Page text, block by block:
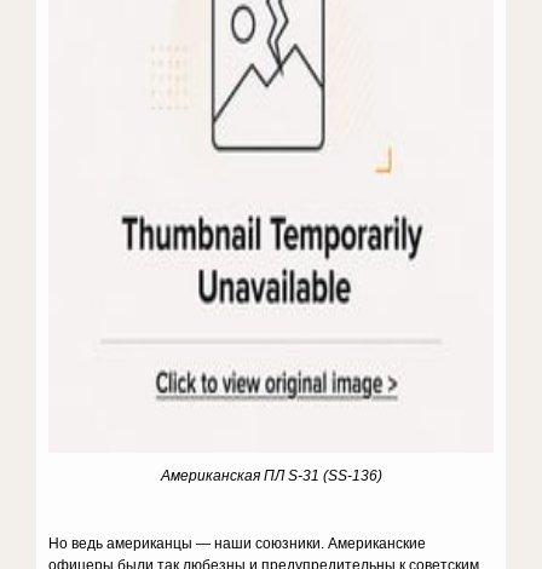
Американская ПЛ S-31 (SS-136)
Но ведь американцы — наши союзники. Американские
офицеры были так любезны и предупредительны к советским